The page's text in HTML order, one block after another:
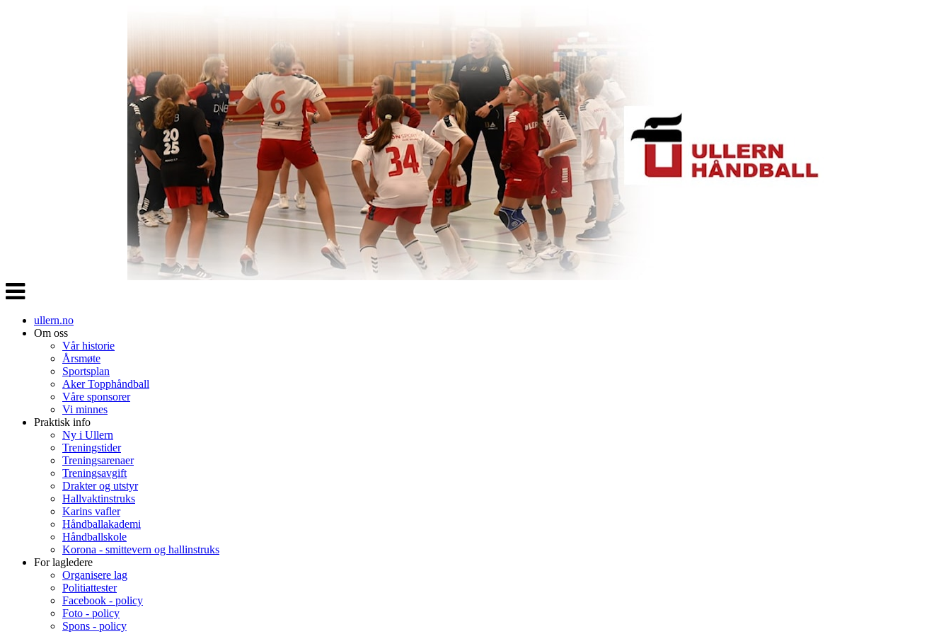
Veksle
navigasjon
ullern.no
Om oss
Vår historie
Årsmøte
Sportsplan
Aker Topphåndball
Våre sponsorer
Vi minnes
Praktisk info
Ny i Ullern
Treningstider
Treningsarenaer
Treningsavgift
Drakter og utstyr
Hallvaktinstruks
Karins vafler
Håndballakademi
Håndballskole
Korona - smittevern og hallinstruks
For lagledere
Organisere lag
Politiattester
Facebook - policy
Foto - policy
Spons - policy